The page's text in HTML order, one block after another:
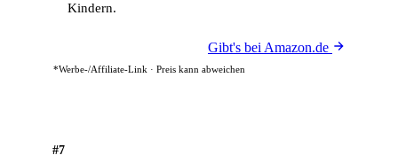
Kindern.
Gibt's bei Amazon.de
*Werbe-/Affiliate-Link · Preis kann abweichen
#7